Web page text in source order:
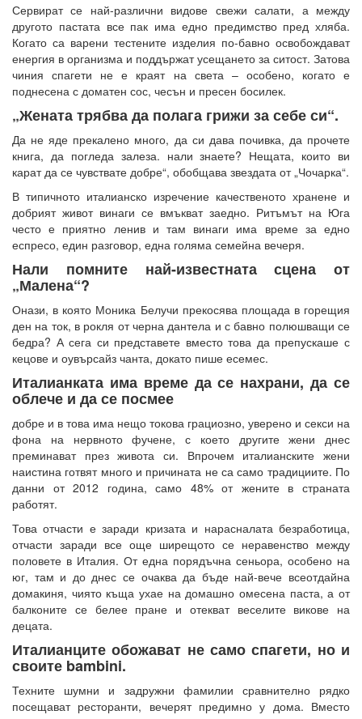
Сервират се най-различни видове свежи салати, а между
другото пастата все пак има едно предимство пред хляба.
Когато са варени тестените изделия по-бавно освобождават
енергия в организма и поддържат усещането за ситост. Затова
чиния спагети не е краят на света – особено, когато е
поднесена с доматен сос, чесън и пресен босилек.
„Жената трябва да полага грижи за себе си“.
Да не яде прекалено много, да си дава почивка, да прочете
книга, да погледа залеза. нали знаете? Нещата, които ви
карат да се чувствате добре“, обобщава звездата от „Чочарка“.
В типичното италианско изречение качественото хранене и
добрият живот винаги се вмъкват заедно. Ритъмът на Юга
често е приятно ленив и там винаги има време за едно
еспресо, един разговор, една голяма семейна вечеря.
Нали помните най-известната сцена от
„Малена“?
Онази, в която Моника Белучи прекосява площада в горещия
ден на ток, в рокля от черна дантела и с бавно полюшващи се
бедра? А сега си представете вместо това да препускаше с
кецове и оувърсайз чанта, докато пише есемес.
Италианката има време да се нахрани, да се
облече и да се посмее
добре и в това има нещо токова грациозно, уверено и секси на
фона на нервното фучене, с което другите жени днес
преминават през живота си. Впрочем италианските жени
наистина готвят много и причината не са само традициите. По
данни от 2012 година, само 48% от жените в страната
работят.
Това отчасти е заради кризата и нарасналата безработица,
отчасти заради все още ширещото се неравенство между
половете в Италия. От една порядъчна сеньора, особено на
юг, там и до днес се очаква да бъде най-вече всеотдайна
домакиня, чиято къща ухае на домашно омесена паста, а от
балконите се белее пране и отекват веселите викове на
децата.
Италианците обожават не само спагети, но и
своите bambini.
Техните шумни и задружни фамилии сравнително рядко
посещават ресторанти, вечерят предимно у дома. Вместо